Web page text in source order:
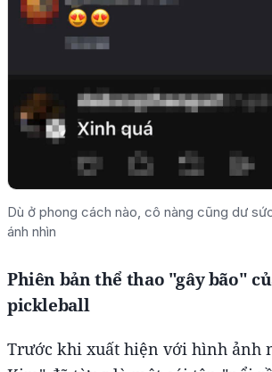
Dù ở phong cách nào, cô nàng cũng dư
ánh nhìn
Phiên bản thể thao "gây bão"
pickleball
Trước khi xuất hiện với hình ảnh